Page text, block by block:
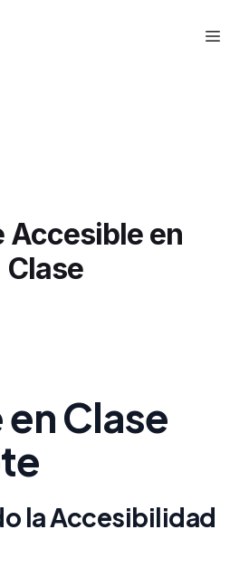
Accesible en
Clase
Clase
la Accesibilidad